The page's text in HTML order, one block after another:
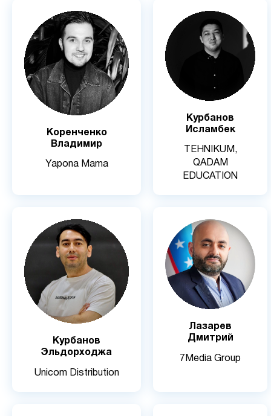
Коренченко
Владимир
Yapona Mama
Курбанов
Исламбек
TEHNIKUM,
QADAM
EDUCATION
Курбанов
Эльдорходжа
Unicom Distribution
Лазарев
Дмитрий
7Media Group